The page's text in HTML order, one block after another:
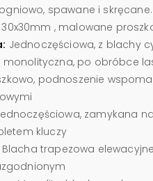
spawane i skręcane.
, malowane
Jednoczęściowa, z blachy
monolityczna, po obróbce
podnoszenie
zamykana
kluczy
Blacha trapezowa